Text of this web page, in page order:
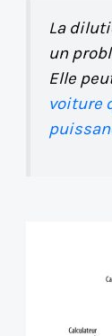
La
un
Elle
voiture